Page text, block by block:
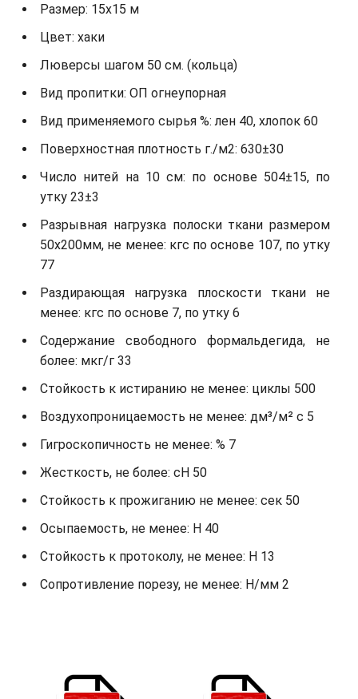
Размер: 15х15 м
Цвет: хаки
Люверсы шагом 50 см. (кольца)
Вид пропитки: ОП огнеупорная
Вид применяемого сырья %: лен 40, хлопок 60
Поверхностная плотность г./м2: 630±30
Число нитей на 10 см: по основе 504±15, по
утку 23±3
Разрывная нагрузка полоски ткани размером
50х200мм, не менее: кгс по основе 107, по утку
77
Раздирающая нагрузка плоскости ткани не
менее: кгс по основе 7, по утку 6
Содержание свободного формальдегида, не
более: мкг/г 33
Стойкость к истиранию не менее: циклы 500
Воздухопроницаемость не менее: дм³/м² с 5
Гигроскопичность не менее: % 7
Жесткость, не более: cH 50
Стойкость к прожиганию не менее: сек 50
Осыпаемость, не менее: H 40
Стойкость к протоколу, не менее: H 13
Сопротивление порезу, не менее: Н/мм 2